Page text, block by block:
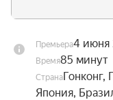
Премьера4 июня
Время85 минут
Страна
Япония,